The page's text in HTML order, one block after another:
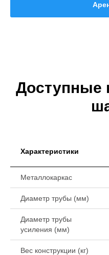
Доступные
Характеристики
Металлокаркас
Диаметр трубы (мм)
Диаметр трубы
усиления (мм)
Вес конструкции (кг)